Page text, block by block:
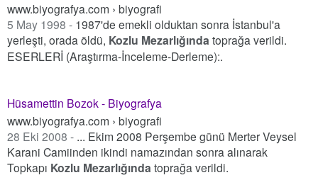
www.biyografya.com › biyografi
5 May 1998 - 1987'de emekli olduktan sonra İstanbul'a
yerleşti, orada öldü, Kozlu Mezarlığında toprağa verildi.
ESERLERİ (Araştırma-İnceleme-Derleme):.
Hüsamettin Bozok - Biyografya
www.biyografya.com › biyografi
28 Eki 2008 - ... Ekim 2008 Perşembe günü Merter Veysel
Karani Camiinden ikindi namazından sonra alınarak
Topkapı Kozlu Mezarlığında toprağa verildi.